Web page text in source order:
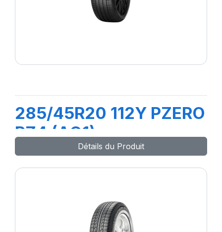
285/45R20 112Y PZERO
PZ4 (AO1)
Détails du Produit